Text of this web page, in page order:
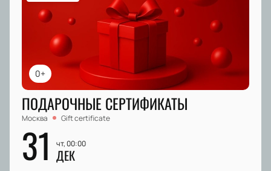
0+
ПОДАРОЧНЫЕ СЕРТИФИКАТЫ
Москва Gift certificate
31 чт, 00:00
ДЕК